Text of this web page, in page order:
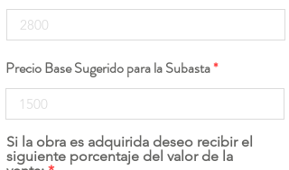
Precio Base Sugerido para la Subasta
Si la obra es adquirida deseo recibir el
siguiente porcentaje del valor de la